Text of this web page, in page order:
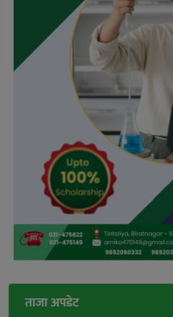
ताजा अपडेट